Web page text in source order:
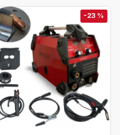
-23 %